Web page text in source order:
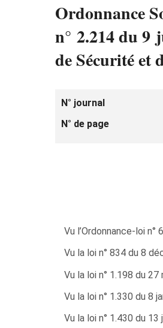
Ordonnance
n° 2.214 du 9
de Sécurité et
N° journal
N° de page
Vu l’Ordonnance-loi
Vu la loi n° 834 du 8
Vu la loi n° 1.198 du
Vu la loi n° 1.330 du 8
Vu la loi n° 1.430 du